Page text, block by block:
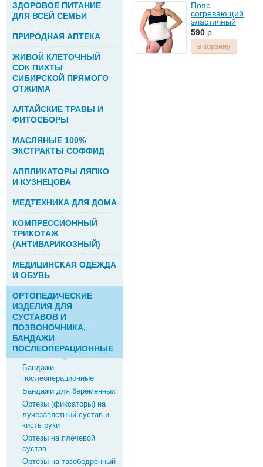
ЗДОРОВОЕ ПИТАНИЕ
ДЛЯ ВСЕЙ СЕМЬИ
ПРИРОДНАЯ АПТЕКА
ЖИВОЙ КЛЕТОЧНЫЙ
СОК ПИХТЫ
СИБИРСКОЙ ПРЯМОГО
ОТЖИМА
АЛТАЙСКИЕ ТРАВЫ И
ФИТОСБОРЫ
МАСЛЯНЫЕ 100%
ЭКСТРАКТЫ СОФФИД
АППЛИКАТОРЫ ЛЯПКО
И КУЗНЕЦОВА
МЕДТЕХНИКА ДЛЯ ДОМА
КОМПРЕССИОННЫЙ
ТРИКОТАЖ
(АНТИВАРИКОЗНЫЙ)
МЕДИЦИНСКАЯ ОДЕЖДА
И ОБУВЬ
ОРТОПЕДИЧЕСКИЕ
ИЗДЕЛИЯ ДЛЯ
СУСТАВОВ И
ПОЗВОНОЧНИКА,
БАНДАЖИ
ПОСЛЕОПЕРАЦИОННЫЕ
Бандажи
послеоперационные
Бандажи для беременных
Ортезы (фиксаторы) на
лучезапястный сустав и
кисть руки
Ортезы на плечевой
сустав
Ортезы на тазобедренный
Пояс
согревающий
эластичный
из шерсти
противорадикулитный
590 р.
в корзину